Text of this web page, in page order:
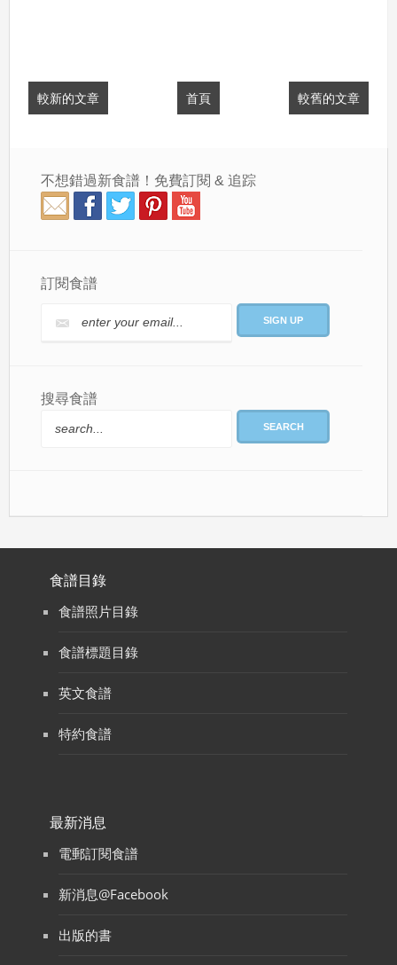
較新的文章 較舊的文章
首頁
不想錯過新食譜！免費訂閱 & 追踪
訂閱食譜
搜尋食譜
SEARCH
食譜目錄
食譜照片目錄
食譜標題目錄
英文食譜
特約食譜
最新消息
電郵訂閱食譜
新消息@Facebook
出版的書